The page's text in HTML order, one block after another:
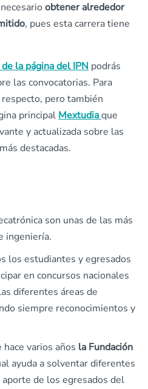
obtener alrededor
, pues esta carrera tiene
la página del IPN podrás
las convocatorias. Para
pero también
principal Mextudiaque
y actualizada sobre las
destacadas.
son unas de las más
ingeniería.
los estudiantes y egresados
en concursos nacionales
diferentes áreas de
siempre reconocimientos y
varios años la Fundación
ayuda a solventar diferentes
de los egresados del